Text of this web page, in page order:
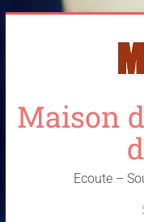
Maison
Ecoute –